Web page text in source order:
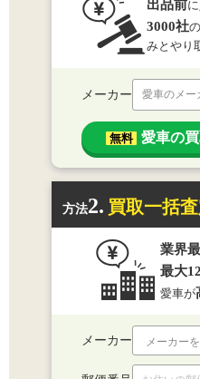
出品前に
3000社
みとやり
メーカー 愛車のメー
無料 愛車の
方法2. 買取一括
業界
最大
愛車が
メーカー